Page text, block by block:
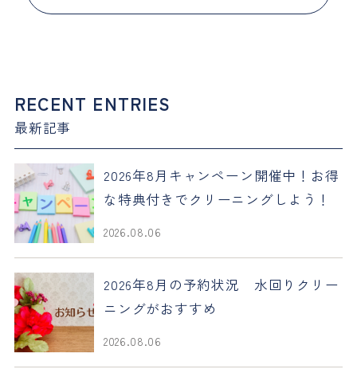
RECENT ENTRIES
最新記事
2026年8月キャンペーン開催中！お得
な特典付きでクリーニングしよう！
2026.08.06
2026年8月の予約状況 水回りクリー
ニングがおすすめ
2026.08.06